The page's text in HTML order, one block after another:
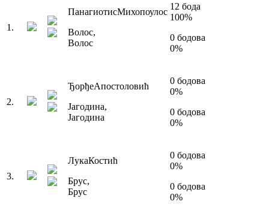
1 .
ПанагиотисМихопоулос
Волос,
Волос
12 бода
100%
0 бодова
0%
2.
ЂорђеАпостоловић
Јагодина,
Јагодина
0 бодова
0%
0 бодова
0%
3.
ЛукаКостић
Брус,
Брус
0 бодова
0%
0 бодова
0%